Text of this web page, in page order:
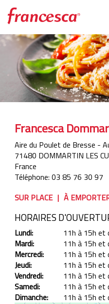
Aller
contenu
principal
Francesca
Aire du Poulet de Bresse -
71480 DOMMARTIN LES
France
Téléphone: 03 85 76 30 97
SUR PLACE
À
HORAIRES
Lundi:
11h à 15h et
Mardi:
11h à 15h et
Mercredi:
11h à 15h et
Jeudi:
11h à 15h et
Vendredi:
11h à 15h et
Samedi:
11h à 15h et
Dimanche:
11h à 15h et